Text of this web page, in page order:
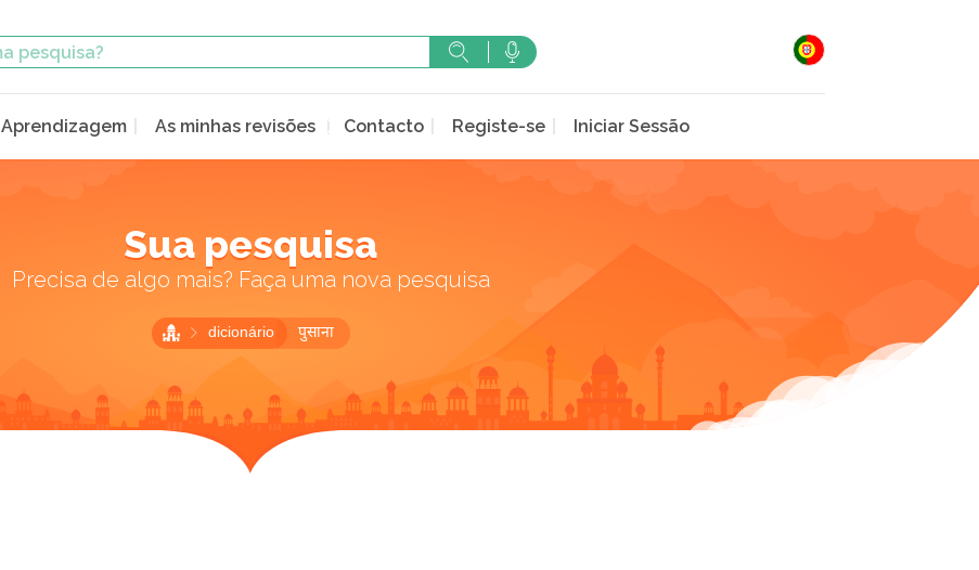
Aprendizagem As minhas revisões Contacto Registe-se Iniciar Sessão
Sua pesquisa
Precisa de algo mais? Faça uma nova pesquisa
dicionário पुसाना